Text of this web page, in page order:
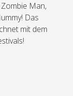
Man,
Das
mit dem